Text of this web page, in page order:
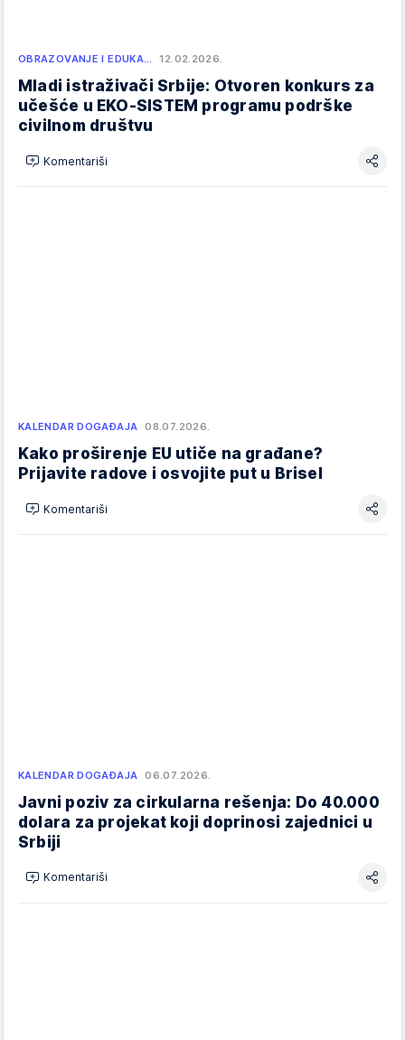
OBRAZOVANJE I EDUKA… 12.02.2026.
Mladi istraživači Srbije: Otvoren konkurs za
učešće u EKO-SISTEM programu podrške
civilnom društvu
Komentariši
KALENDAR DOGAĐAJA 08.07.2026.
Kako proširenje EU utiče na građane?
Prijavite radove i osvojite put u Brisel
Komentariši
KALENDAR DOGAĐAJA 06.07.2026.
Javni poziv za cirkularna rešenja: Do 40.000
dolara za projekat koji doprinosi zajednici u
Srbiji
Komentariši